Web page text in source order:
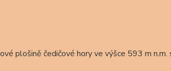
plošině čedičové hory ve výšce 593 m